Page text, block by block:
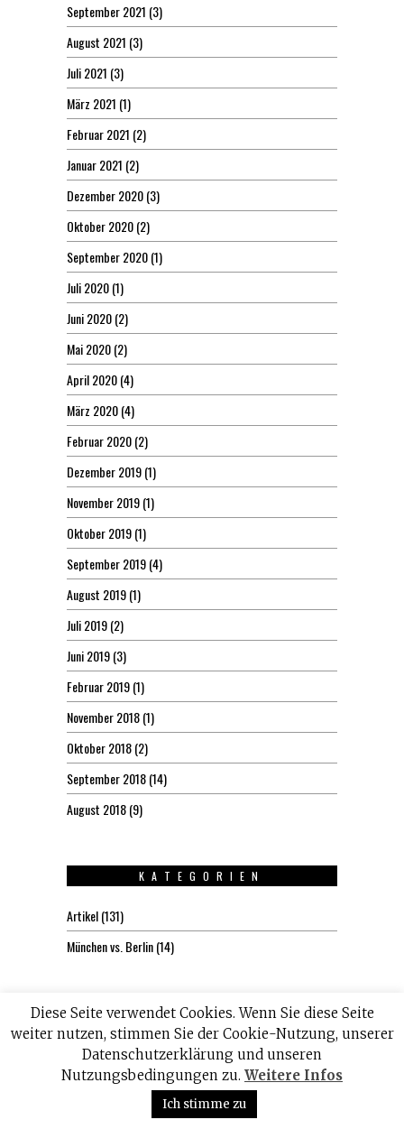
September 2021 (3)
August 2021 (3)
Juli 2021 (3)
März 2021 (1)
Februar 2021 (2)
Januar 2021 (2)
Dezember 2020(3)
Oktober 2020(2)
September 2020(1)
Juli 2020(1)
Juni 2020(2)
Mai 2020(2)
April 2020(4)
März 2020(4)
Februar 2020(2)
Dezember 2019(1)
November 2019(1)
Oktober 2019(1)
September 2019(4)
August 2019(1)
Juli 2019(2)
Juni 2019(3)
Februar 2019(1)
November 2018(1)
Oktober 2018(2)
September 2018(14)
August 2018(9)
KATEGORIEN
Artikel(131)
München vs. Berlin(14)
Diese Seite verwendet Cookies. Wenn Sie diese Seite
weiter nutzen, stimmen Sie der Cookie-Nutzung, unserer
Datenschutzerklärung und unseren
Nutzungsbedingungen zu. Weitere Infos
Ich stimme zu